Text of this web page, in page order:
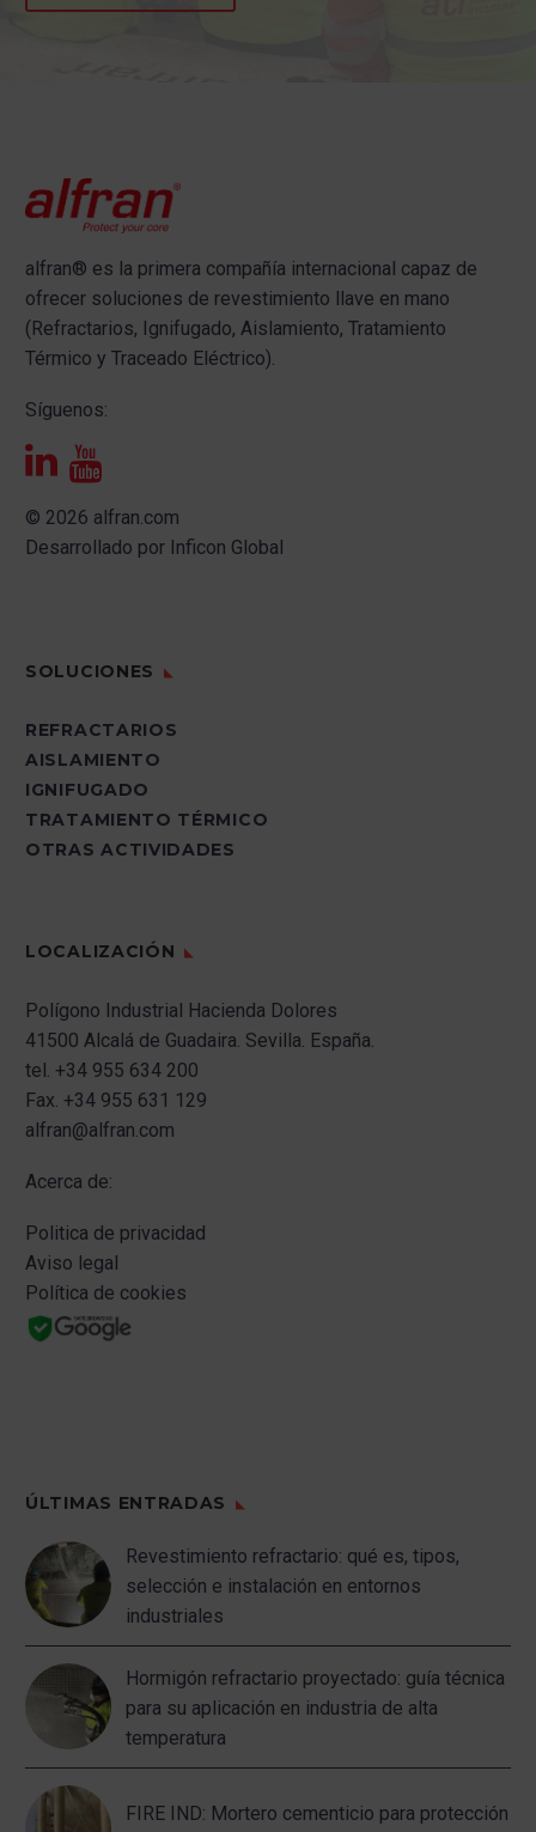
alfran® es la primera compañía internacional capaz de
ofrecer soluciones de revestimiento llave en mano
(Refractarios, Ignifugado, Aislamiento, Tratamiento
Térmico y Traceado Eléctrico).
Síguenos:
© 2026 alfran.com
Desarrollado por Inficon Global
SOLUCIONES
REFRACTARIOS
AISLAMIENTO
IGNIFUGADO
TRATAMIENTO TÉRMICO
OTRAS ACTIVIDADES
LOCALIZACIÓN
Polígono Industrial Hacienda Dolores
41500 Alcalá de Guadaira. Sevilla. España.
tel. +34 955 634 200
Fax. +34 955 631 129
alfran@alfran.com
Acerca de:
Politica de privacidad
Aviso legal
Política de cookies
ÚLTIMAS ENTRADAS
Revestimiento refractario: qué es, tipos,
selección e instalación en entornos
industriales
Hormigón refractario proyectado: guía técnica
para su aplicación en industria de alta
temperatura
FIRE IND: Mortero cementicio para protección